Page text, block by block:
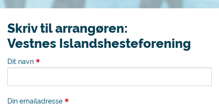
Skriv til arrangøren:
Vestnes Islandshesteforening
Dit navn
Din emailadresse